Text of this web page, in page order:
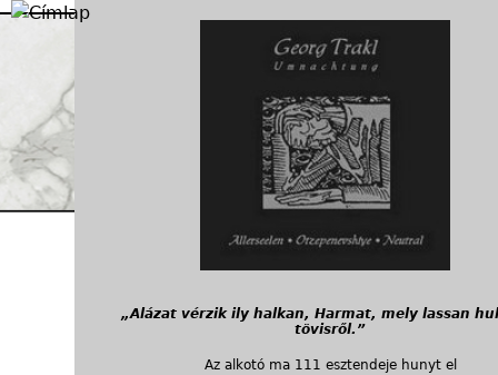
Jump to navigation
„Alázat vérzik ily halkan, Harmat, mely lassan
tövisről.”
Az alkotó ma 111 esztendeje hunyt el